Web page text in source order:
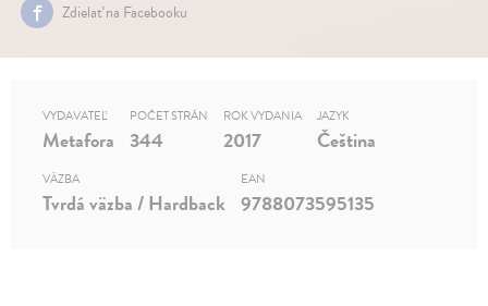
Zdielať na Facebooku
VYDAVATEĽ
Metafora
POČET STRÁN
344
ROK VYDANIA
2017
JAZYK
Čeština
VÄZBA
Tvrdá väzba / Hardback
EAN
9788073595135